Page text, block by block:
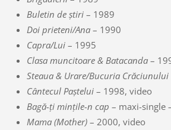
Buletin de știri– 1989
Doi prieteni/Ana– 1990
Capra/Lui– 1995
Clasa muncitoare & Batacanda–
Steaua & Urare/Bucuria Crăciunului
Cântecul Paștelui– 1998, video
Bagă-ți mințile-n cap – maxi-single
Mama (Mother)– 2000, video